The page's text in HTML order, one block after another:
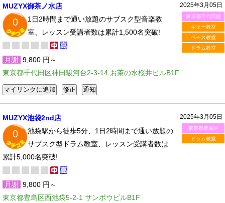
2025年3月05日
東京都千代田区
ギター教室
ベース教室
ドラム教室
MUZYX御茶ノ水店
0
1日2時間まで通い放題のサブスク型音楽教
室、レッスン受講者数は累計1,500名突破!
月謝 9,800 円～
東京都千代田区神田駿河台2-3-14 お茶の水桜井ビルB1F
2025年3月05日
東京都豊島区
ドラム教室
MUZYX池袋2nd店
0
池袋駅から徒歩5分、1日2時間まで通い放題の
サブスク型ドラム教室、レッスン受講者数は
累計5,000名突破!
月謝 9,800 円～
東京都豊島区西池袋5-2-1 サンポウビルB1F